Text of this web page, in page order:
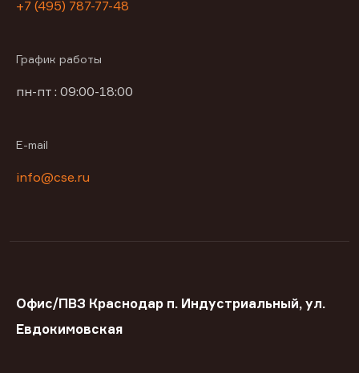
+7 (495) 787-77-48
График работы
пн-пт : 09:00-18:00
E-mail
info@cse.ru
Офис/ПВЗ Краснодар п. Индустриальный, ул.
Евдокимовская